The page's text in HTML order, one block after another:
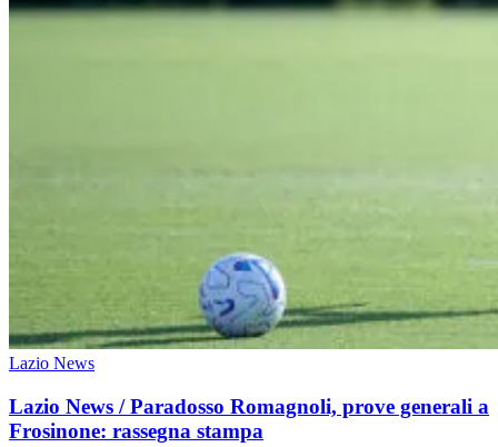
Lazio News
Lazio News / Paradosso Romagnoli, prove generali a
Frosinone: rassegna stampa